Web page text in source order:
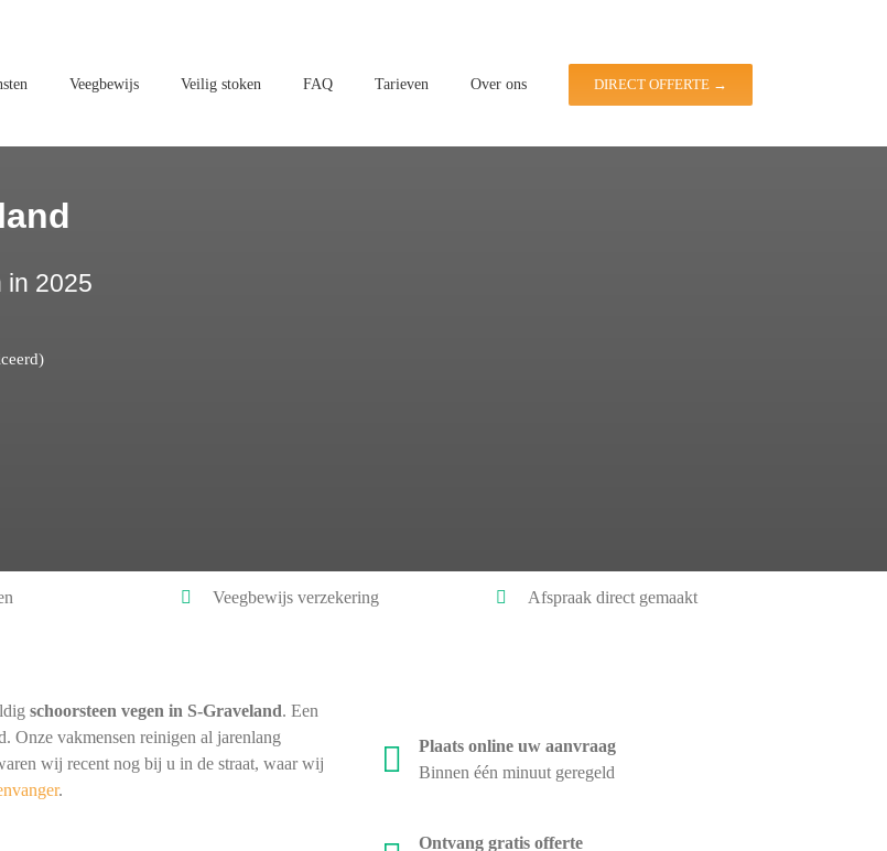
Veegbewijs Veilig stoken FAQ Tarieven Over ons DIRECT OFFERTE →
in 2025
Veegbewijs verzekering Afspraak direct gemaakt
schoorsteen vegen in S-Graveland. Een
Onze vakmensen reinigen al jarenlang
wij recent nog bij u in de straat, waar wij
.
Plaats online uw aanvraag
Binnen één minuut geregeld
Ontvang gratis offerte